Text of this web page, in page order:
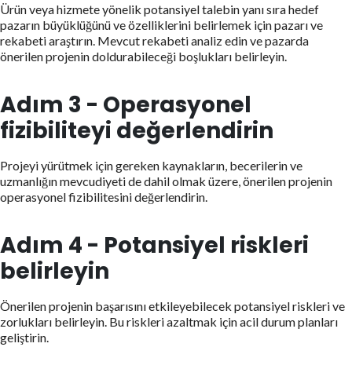
Ürün veya hizmete yönelik potansiyel talebin yanı sıra hedef
pazarın büyüklüğünü ve özelliklerini belirlemek için pazarı ve
rekabeti araştırın. Mevcut rekabeti analiz edin ve pazarda
önerilen projenin doldurabileceği boşlukları belirleyin.
Adım 3 - Operasyonel
fizibiliteyi değerlendirin
Projeyi yürütmek için gereken kaynakların, becerilerin ve
uzmanlığın mevcudiyeti de dahil olmak üzere, önerilen projenin
operasyonel fizibilitesini değerlendirin.
Adım 4 - Potansiyel riskleri
belirleyin
Önerilen projenin başarısını etkileyebilecek potansiyel riskleri ve
zorlukları belirleyin. Bu riskleri azaltmak için acil durum planları
geliştirin.